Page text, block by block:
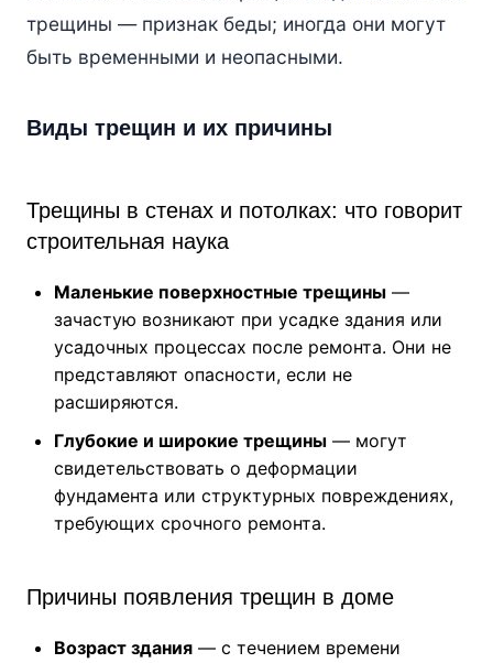
трещины — признак беды; иногда они могут
быть временными и неопасными.
Виды трещин и их причины
Трещины в стенах и потолках: что говорит
строительная наука
Маленькие поверхностные трещины—
зачастую возникают при усадке здания или
усадочных процессах после ремонта. Они не
представляют опасности, если не
расширяются.
Глубокие и широкие трещины— могут
свидетельствовать о деформации
фундамента или структурных повреждениях,
требующих срочного ремонта.
Причины появления трещин в доме
Возраст здания— с течением времени